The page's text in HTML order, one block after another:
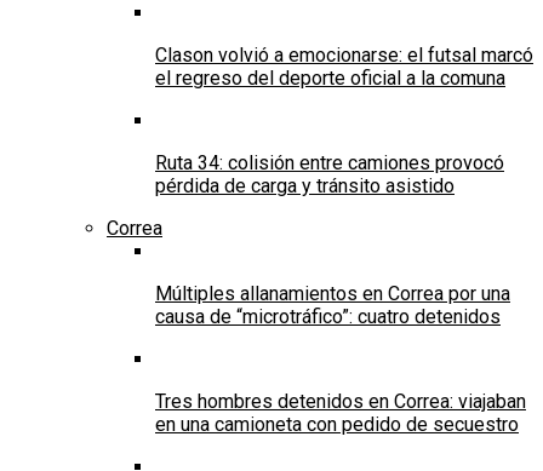
Clason volvió a emocionarse: el futsal marcó
el regreso del deporte oficial a la comuna
Ruta 34: colisión entre camiones provocó
pérdida de carga y tránsito asistido
Correa
Múltiples allanamientos en Correa por una
causa de “microtráfico”: cuatro detenidos
Tres hombres detenidos en Correa: viajaban
en una camioneta con pedido de secuestro